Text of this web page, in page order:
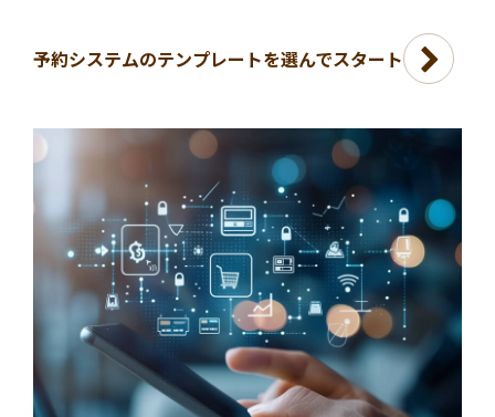
予約システムのテンプレートを選んでスタート